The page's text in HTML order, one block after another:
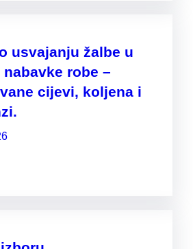
usvajanju žalbe u
robe –
cijevi, koljena i